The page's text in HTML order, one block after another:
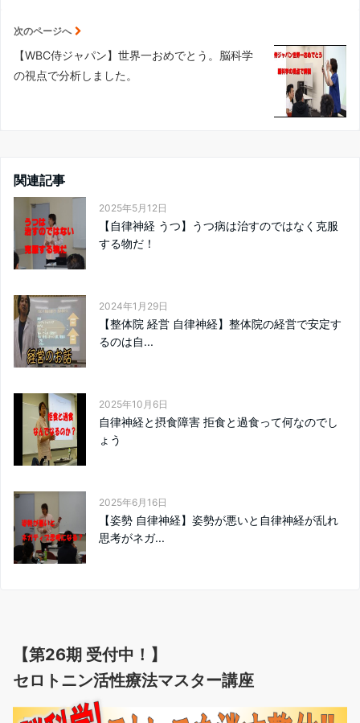
次のページへ
【WBC侍ジャパン】世界一おめでとう。脳科学
の視点で分析しました。
関連記事
2025年5月12日
【自律神経 うつ】うつ病は治すのではなく克服
する物だ！
2024年1月29日
【整体院 経営 自律神経】整体院の経営で安定す
るのは自...
2025年10月6日
自律神経と摂食障害 拒食と過食って何なのでし
ょう
2025年6月16日
【姿勢 自律神経】姿勢が悪いと自律神経が乱れ
思考がネガ...
【第26期 受付中！】
セロトニン活性療法マスター講座